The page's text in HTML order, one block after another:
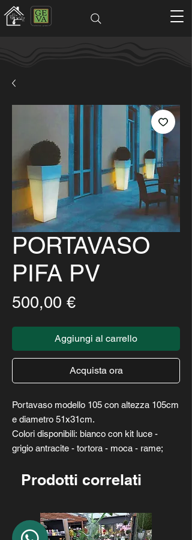
PORTAVASO
PIFA PV
500,00 €Prezzo
Aggiungi al carrello
Acquista ora
Portavaso modello 105 con altezza 105cm
e diametro 51x31cm.
Colori disponibili: bianco con kit luce -
grigio antracite - tortora - moca - rame;
Prodotti correlati